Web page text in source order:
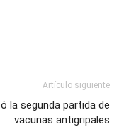
Artículo siguiente
la segunda partida de
vacunas antigripales